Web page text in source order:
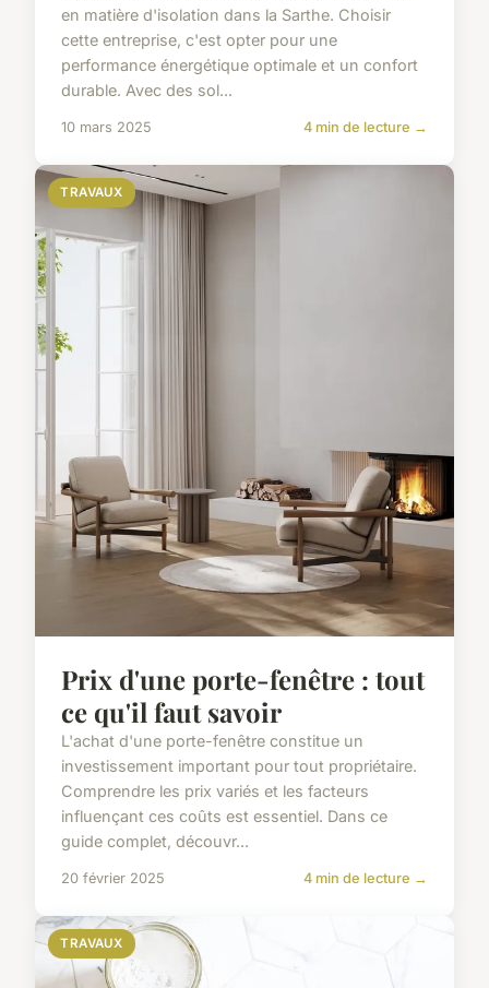
en matière d'isolation dans la Sarthe. Choisir
cette entreprise, c'est opter pour une
performance énergétique optimale et un confort
durable. Avec des sol...
10 mars 2025 4 min de lecture →
TRAVAUX
Prix d'une porte-fenêtre : tout
ce qu'il faut savoir
L'achat d'une porte-fenêtre constitue un
investissement important pour tout propriétaire.
Comprendre les prix variés et les facteurs
influençant ces coûts est essentiel. Dans ce
guide complet, découvr...
20 février 2025 4 min de lecture →
TRAVAUX